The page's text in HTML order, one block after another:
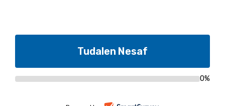
Cynnydd
0%